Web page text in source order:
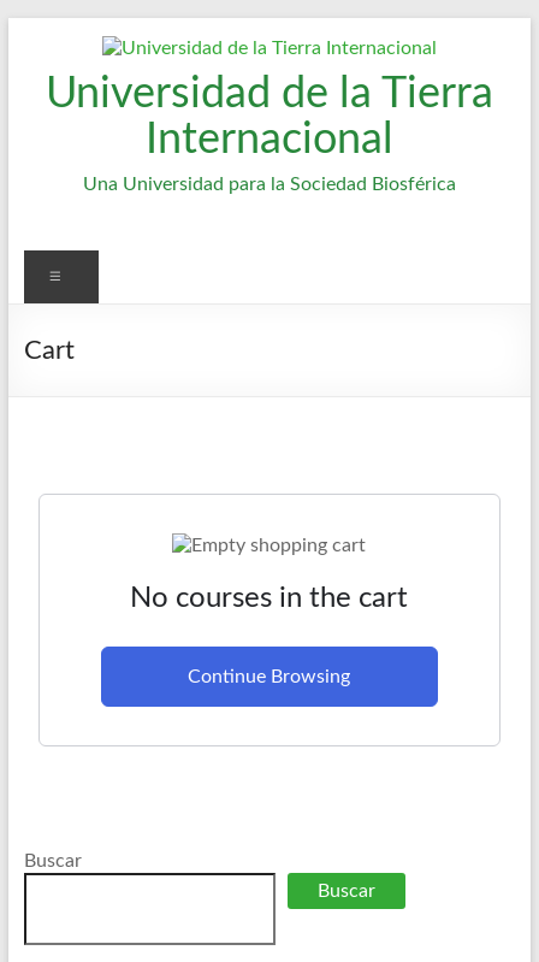
contenidoUniversidad de la Tierra
Internacional
Una Universidad para la Sociedad Biosférica
Cart
No courses in the cart
Continue Browsing
Buscar
Buscar